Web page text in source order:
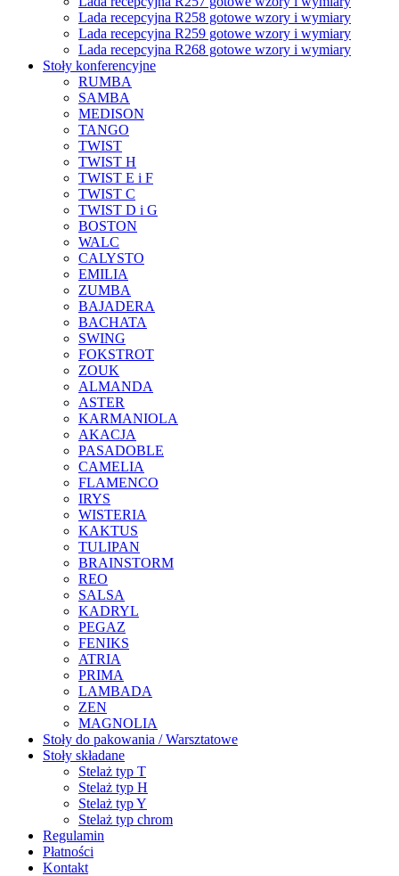
Lada recepcyjna R258 gotowe wzory i wymiary
Lada recepcyjna R259 gotowe wzory i wymiary
Lada recepcyjna R268 gotowe wzory i wymiary
Stoły konferencyjne
RUMBA
SAMBA
MEDISON
TANGO
TWIST
TWIST H
TWIST E i F
TWIST C
TWIST D i G
BOSTON
WALC
CALYSTO
EMILIA
ZUMBA
BAJADERA
BACHATA
SWING
FOKSTROT
ZOUK
ALMANDA
ASTER
KARMANIOLA
AKACJA
PASADOBLE
CAMELIA
FLAMENCO
IRYS
WISTERIA
KAKTUS
TULIPAN
BRAINSTORM
REO
SALSA
KADRYL
PEGAZ
FENIKS
ATRIA
PRIMA
LAMBADA
ZEN
MAGNOLIA
Stoły do pakowania / Warsztatowe
Stoły składane
Stelaż typ T
Stelaż typ H
Stelaż typ Y
Stelaż typ chrom
Regulamin
Płatności
Kontakt